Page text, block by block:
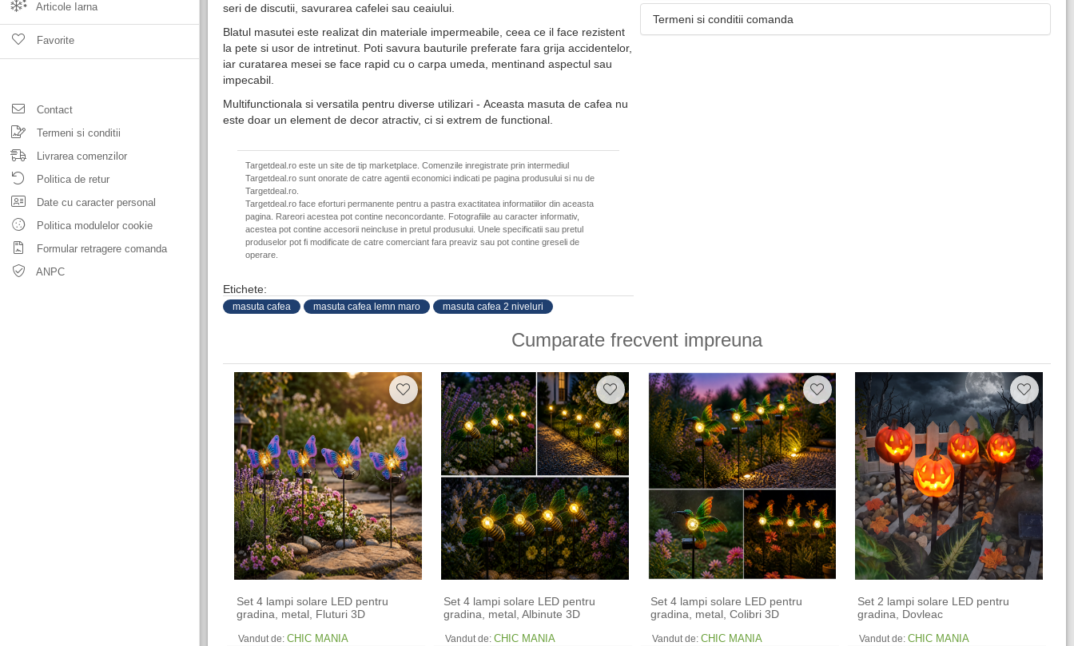
Articole Iarna
Favorite
Contact
Termeni si conditii
Livrarea comenzilor
Politica de retur
Date cu caracter personal
Politica modulelor cookie
Formular retragere comanda
ANPC
seri de discutii, savurarea cafelei sau ceaiului.
Blatul masutei este realizat din materiale impermeabile, ceea ce il face rezistent
la pete si usor de intretinut. Poti savura bauturile preferate fara grija accidentelor,
iar curatarea mesei se face rapid cu o carpa umeda, mentinand aspectul sau
impecabil.
Multifunctionala si versatila pentru diverse utilizari - Aceasta masuta de cafea nu
este doar un element de decor atractiv, ci si extrem de functional.
Targetdeal.ro este un site de tip marketplace. Comenzile inregistrate prin intermediul
Targetdeal.ro sunt onorate de catre agentii economici indicati pe pagina produsului si nu de
Targetdeal.ro.
Targetdeal.ro face eforturi permanente pentru a pastra exactitatea informatiilor din aceasta
pagina. Rareori acestea pot contine neconcordante. Fotografiile au caracter informativ,
acestea pot contine accesorii neincluse in pretul produsului. Unele specificatii sau pretul
produselor pot fi modificate de catre comerciant fara preaviz sau pot contine greseli de
operare.
Etichete:
masuta cafea masuta cafea lemn maro masuta cafea 2 niveluri
Termeni si conditii comanda
Cumparate frecvent impreuna
Set 4 lampi solare LED pentru
gradina, metal, Fluturi 3D
Vandut de: CHIC MANIA
Set 4 lampi solare LED pentru
gradina, metal, Albinute 3D
Vandut de: CHIC MANIA
Set 4 lampi solare LED pentru
gradina, metal, Colibri 3D
Vandut de: CHIC MANIA
Set 2 lampi solare LED pentru
gradina, Dovleac
Vandut de: CHIC MANIA